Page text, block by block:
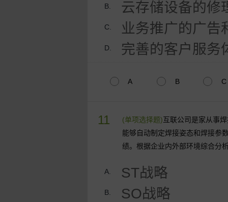
B. 云存储设备的修
C. 业务推广的广告
D. 完善的客户服务
A B C
11 (单项选择题)互联公司是家从事
能够自动制定焊接姿态和焊接参
绩。根据企业内外部环境综合分
A. ST战略
B. SO战略